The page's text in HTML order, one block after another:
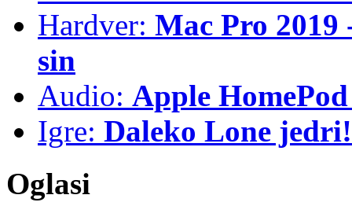
Hardver: Mac Pro
sin
Audio: Apple
Igre: Daleko Lone jedri!
Oglasi